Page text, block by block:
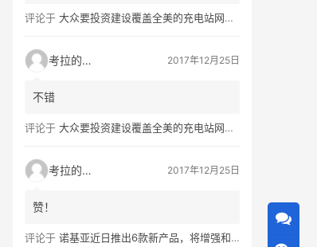
评论于 大众要投资建设覆盖全美的充电站网络，特斯拉也没闲着
考拉的生活 2017年12月25日
不错
评论于 大众要投资建设覆盖全美的充电站网络，特斯拉也没闲着
考拉的生活 2017年12月25日
赞！
评论于 诺基亚近日推出6款新产品，将增强和16家公司合作，VR领域发力明显